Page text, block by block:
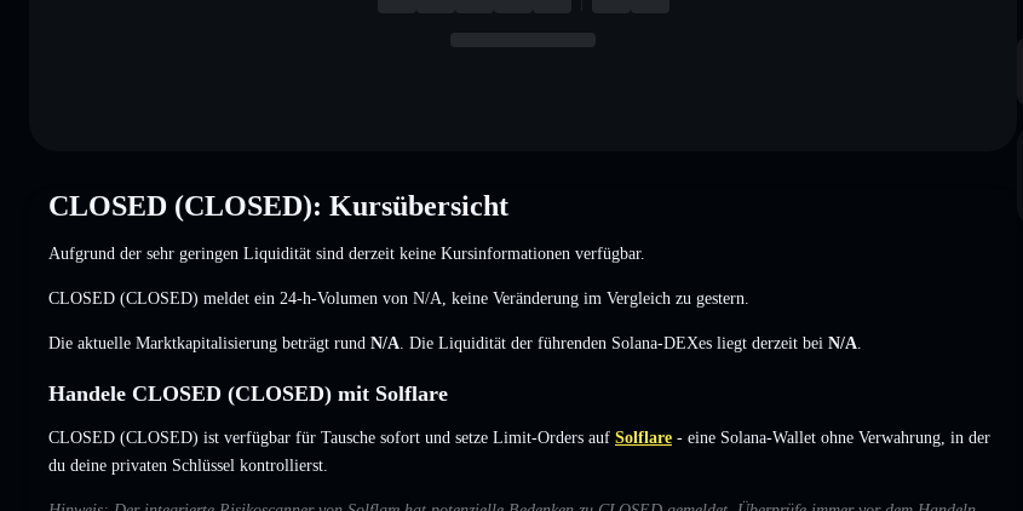
CLOSED (CLOSED): Kursübersicht
Aufgrund der sehr geringen Liquidität sind derzeit keine Kursinformationen verfügbar.
CLOSED (CLOSED) meldet ein 24-h-Volumen von N/A keine Veränderung im Vergleich zu gestern.
Die aktuelle Marktkapitalisierung beträgt rund N/A . Die Liquidität der führenden Solana-DEXes liegt derzeit bei N/A
Handele CLOSED (CLOSED) mit Solflare
CLOSED (CLOSED) ist verfügbar für Tausche sofort und setze Limit-Orders auf Solflare - eine Solana-Wallet ohne Verwahrung, in der
du deine privaten Schlüssel kontrollierst.